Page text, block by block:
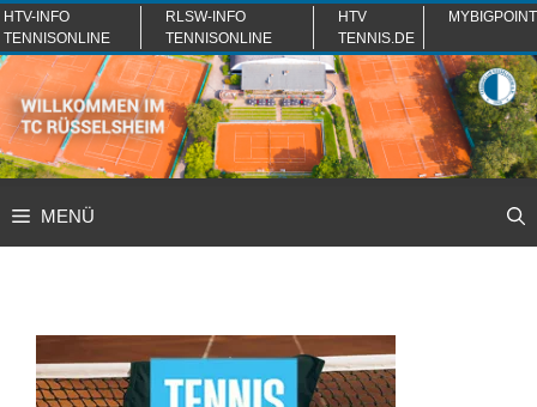
Zum
Inhalt
springen
HTV-INFO
TENNISONLINE
RLSW-INFO
TENNISONLINE
HTV
TENNIS.DE
MYBIGPOINT
MENÜ